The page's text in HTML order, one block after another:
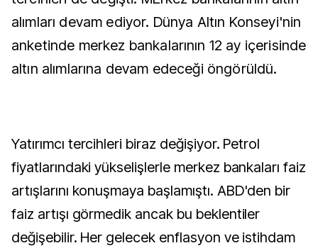
alımları devam ediyor. Dünya Altın Konseyi'nin
anketinde merkez bankalarının 12 ay içerisinde
altın alımlarına devam edeceği öngörüldü.
Yatırımcı tercihleri biraz değişiyor. Petrol
fiyatlarındaki yükselişlerle merkez bankaları faiz
artışlarını konuşmaya başlamıştı. ABD'den bir
faiz artışı görmedik ancak bu beklentiler
değişebilir. Her gelecek enflasyon ve istihdam